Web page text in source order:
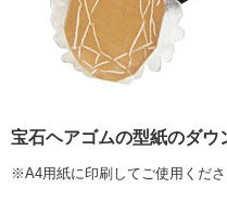
宝石ヘアゴムの型紙のダウ
※A4用紙に印刷してご使用くださ